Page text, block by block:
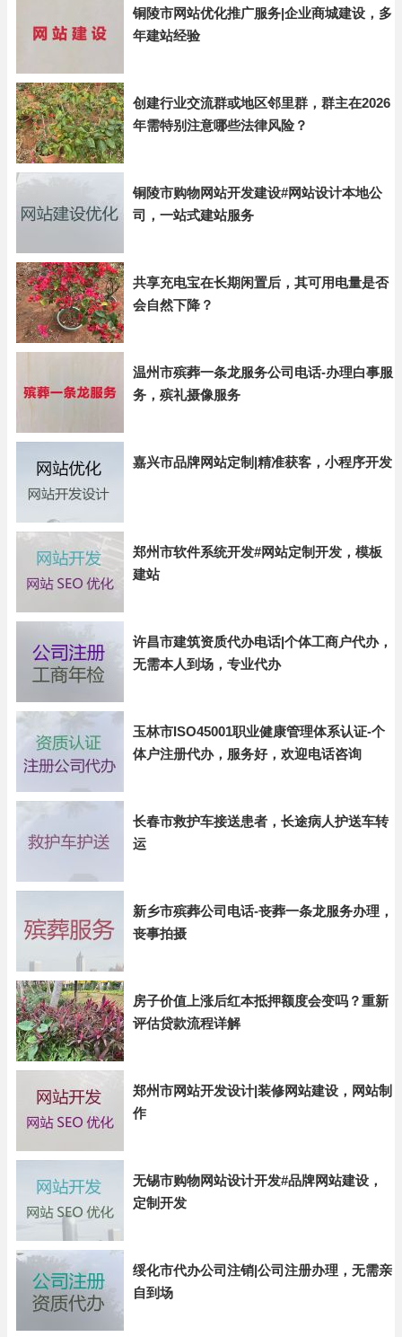
铜陵市网站优化推广服务|企业商城建设，多
年建站经验
创建行业交流群或地区邻里群，群主在2026
年需特别注意哪些法律风险？
铜陵市购物网站开发建设#网站设计本地公
司，一站式建站服务
共享充电宝在长期闲置后，其可用电量是否
会自然下降？
温州市殡葬一条龙服务公司电话-办理白事服
务，殡礼摄像服务
嘉兴市品牌网站定制|精准获客，小程序开发
郑州市软件系统开发#网站定制开发，模板
建站
许昌市建筑资质代办电话|个体工商户代办，
无需本人到场，专业代办
玉林市ISO45001职业健康管理体系认证-个
体户注册代办，服务好，欢迎电话咨询
长春市救护车接送患者，长途病人护送车转
运
新乡市殡葬公司电话-丧葬一条龙服务办理，
丧事拍摄
房子价值上涨后红本抵押额度会变吗？重新
评估贷款流程详解
郑州市网站开发设计|装修网站建设，网站制
作
无锡市购物网站设计开发#品牌网站建设，
定制开发
绥化市代办公司注销|公司注册办理，无需亲
自到场